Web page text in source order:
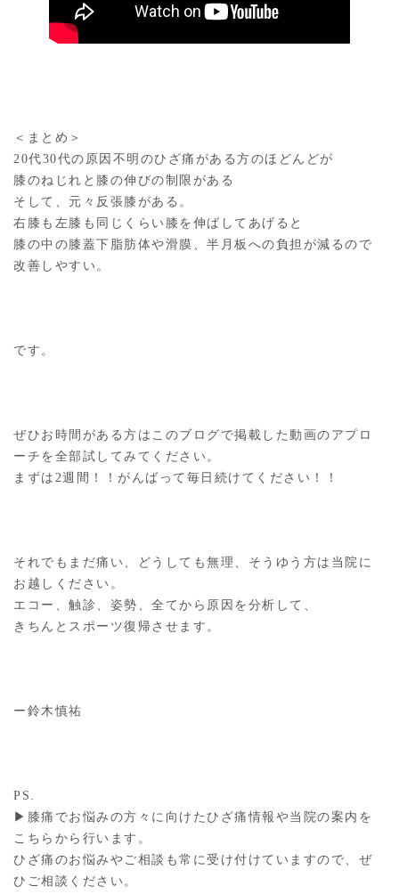
＜まとめ＞
20代30代の原因不明のひざ痛がある方のほどんどが
膝のねじれと膝の伸びの制限がある
そして、元々反張膝がある。
右膝も左膝も同じくらい膝を伸ばしてあげると
膝の中の膝蓋下脂肪体や滑膜、半月板への負担が減るので
改善しやすい。
です。
ぜひお時間がある方はこのブログで掲載した動画のアプロ
ーチを全部試してみてください。
まずは2週間！！がんばって毎日続けてください！！
それでもまだ痛い、どうしても無理、そうゆう方は当院に
お越しください。
エコー、触診、姿勢、全てから原因を分析して、
きちんとスポーツ復帰させます。
ー鈴木慎祐
PS.
▶︎膝痛でお悩みの方々に向けたひざ痛情報や当院の案内を
こちらから行います。
ひざ痛のお悩みやご相談も常に受け付けていますので、ぜ
ひご相談ください。